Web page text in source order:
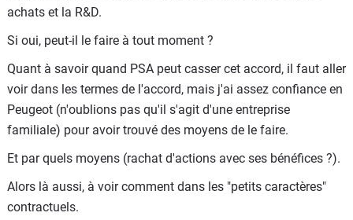
Citroen peut-il redevenir indépendant ?
Porsche peut-il reprendre son indépendance vis à vis de
Et Nissan avec Renault ?
Dans le cas Nissan-Renault, la situation peut-elle
s'inverser : rachat de Renault par Nissan ?
Si oui, dans quelle situation ça pourrait arriver ?
Merci à tous pour vos réponses.
achats et la R&D.
Si oui, peut-il le faire à tout moment ?
Quant à savoir quand PSA peut casser cet accord, il faut aller
voir dans les termes de l'accord, mais j'ai assez confiance en
Peugeot (n'oublions pas qu'il s'agit d'une entreprise
familiale) pour avoir trouvé des moyens de le faire.
Et par quels moyens (rachat d'actions avec ses bénéfices ?).
Alors là aussi, à voir comment dans les "petits caractères"
contractuels.